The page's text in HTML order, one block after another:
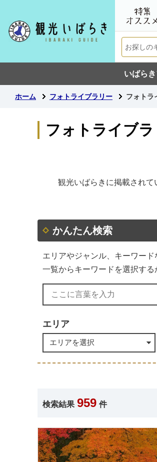
いばら
ホーム フォトライブラリー フォトラ
フォトライブラ
観光いばらきに掲載されて
かんたん検索
エリアやジャンル、キーワード
一覧からキーワードを選択す
エリア
検索結果 959 件